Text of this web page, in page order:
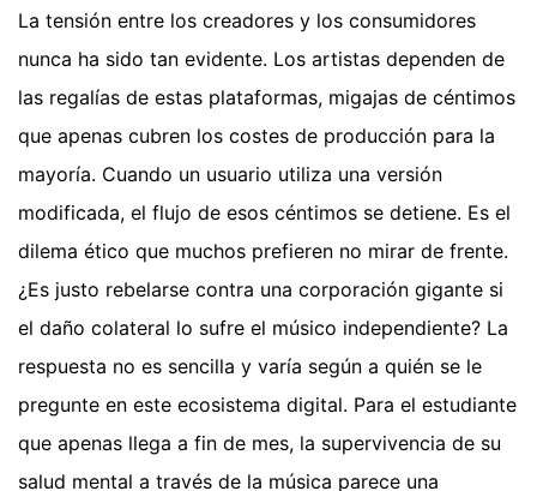
La tensión entre los creadores y los consumidores
nunca ha sido tan evidente. Los artistas dependen de
las regalías de estas plataformas, migajas de céntimos
que apenas cubren los costes de producción para la
mayoría. Cuando un usuario utiliza una versión
modificada, el flujo de esos céntimos se detiene. Es el
dilema ético que muchos prefieren no mirar de frente.
¿Es justo rebelarse contra una corporación gigante si
el daño colateral lo sufre el músico independiente? La
respuesta no es sencilla y varía según a quién se le
pregunte en este ecosistema digital. Para el estudiante
que apenas llega a fin de mes, la supervivencia de su
salud mental a través de la música parece una